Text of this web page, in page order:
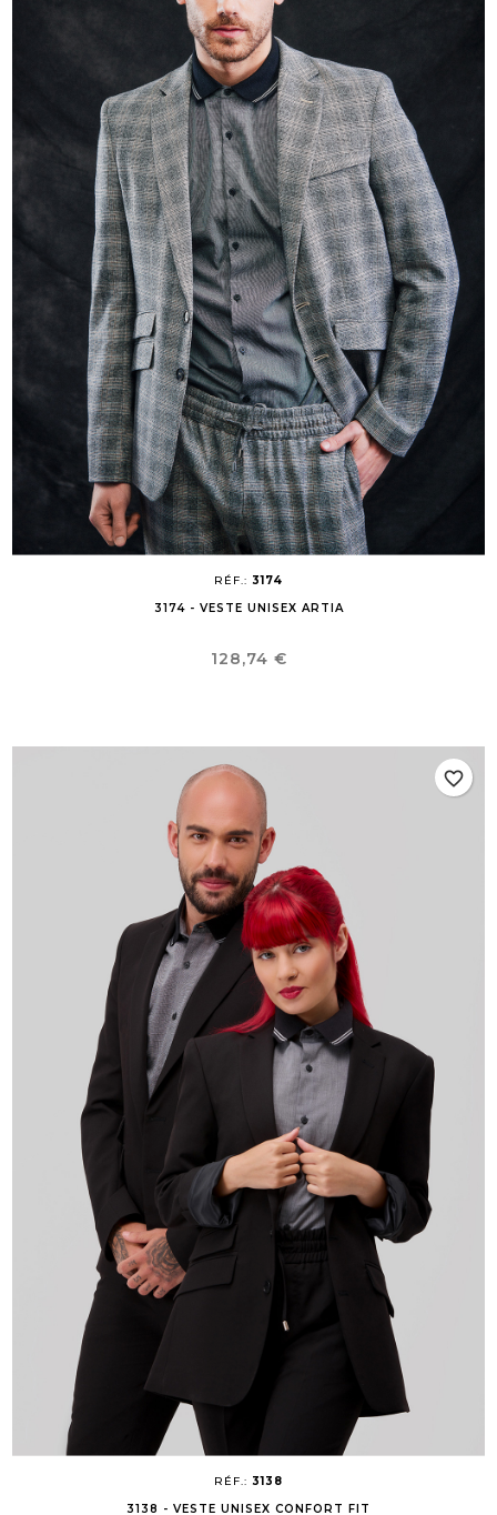
RÉF.: 3174
3174 - VESTE UNISEX ARTIA
Prix
128,74 €
RÉF.: 3138
3138 - VESTE UNISEX CONFORT FIT
favorite_border